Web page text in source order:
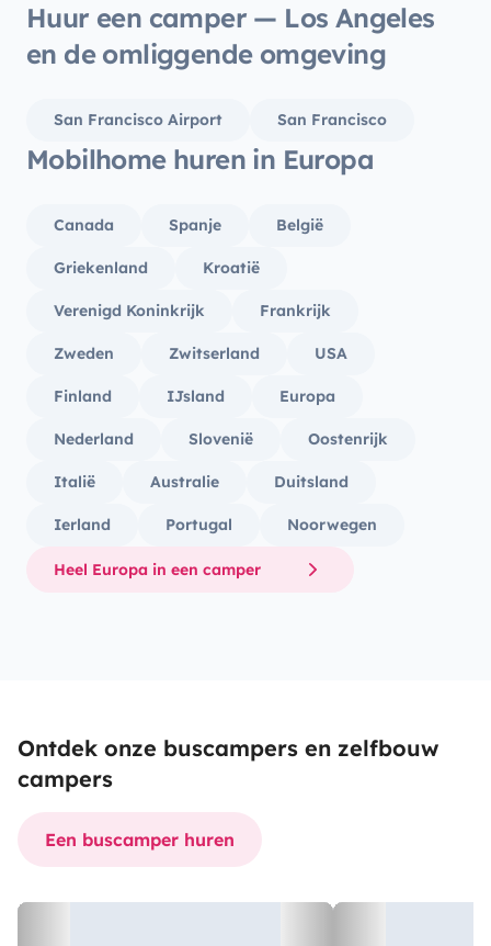
Huur een camper — Los Angeles
en de omliggende omgeving
San Francisco Airport San Francisco
Mobilhome huren in Europa
Canada Spanje België
Griekenland Kroatië
Verenigd Koninkrijk Frankrijk
Zweden Zwitserland USA
Finland IJsland Europa
Nederland Slovenië Oostenrijk
Italië Australie Duitsland
Ierland Portugal Noorwegen
Heel Europa in een camper
Ontdek onze buscampers en zelfbouw
campers
Een buscamper huren